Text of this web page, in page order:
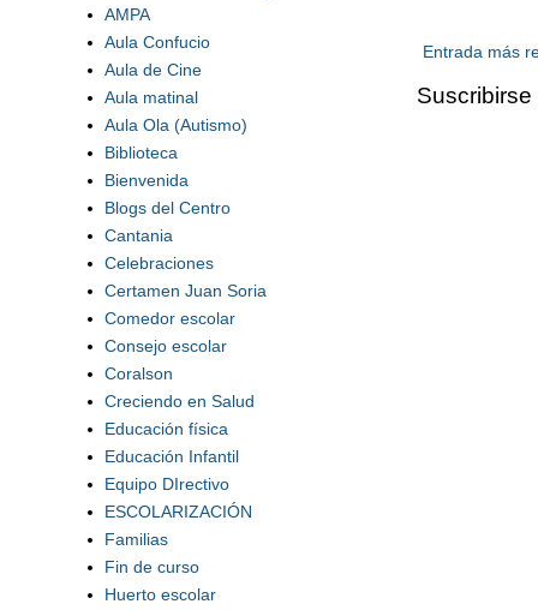
Entrada más
AMPA
Aula Confucio
Aula de Cine
Aula matinal
Aula Ola (Autismo)
Biblioteca
Bienvenida
Blogs del Centro
Cantania
Celebraciones
Certamen Juan Soria
Comedor escolar
Consejo escolar
Coralson
Creciendo en Salud
Educación física
Educación Infantil
Equipo DIrectivo
ESCOLARIZACIÓN
Familias
Fin de curso
Huerto escolar